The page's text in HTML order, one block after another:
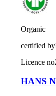
Organic
certified by
Licence no
HANS